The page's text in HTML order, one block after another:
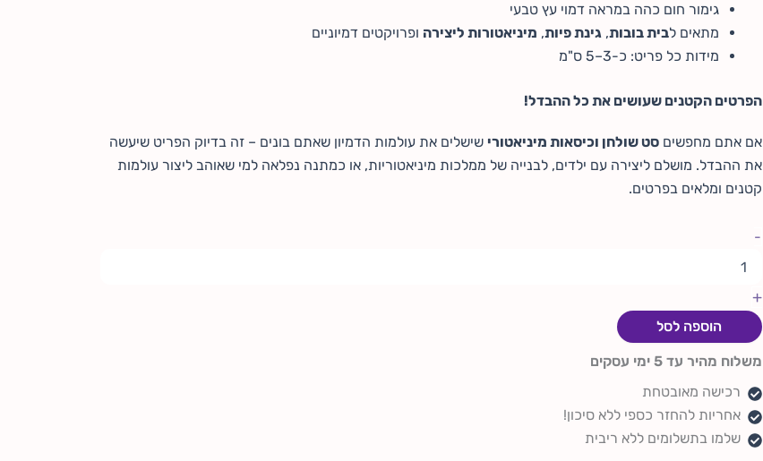
גימור חום כהה במראה דמוי עץ טבעי
מתאים לבית בובות, גינת פיות, מיניאטורות ליצירה ופרויקטים דמיוניים
מידות כל פריט: כ-3–5 ס"מ
הפרטים הקטנים שעושים את כל ההבדל!
אם אתם מחפשים סט שולחן וכיסאות מיניאטורי שישלים את עולמות הדמיון שאתם בונים – זה בדיוק הפריט שיעשה
את ההבדל. מושלם ליצירה עם ילדים, לבנייה של ממלכות מיניאטוריות, או כמתנה נפלאה למי שאוהב ליצור עולמות
קטנים ומלאים בפרטים.
-
+
הוספה לסל
משלוח מהיר עד 5 ימי עסקים
רכישה מאובטחת
אחריות להחזר כספי ללא סיכון!
שלמו בתשלומים ללא ריבית